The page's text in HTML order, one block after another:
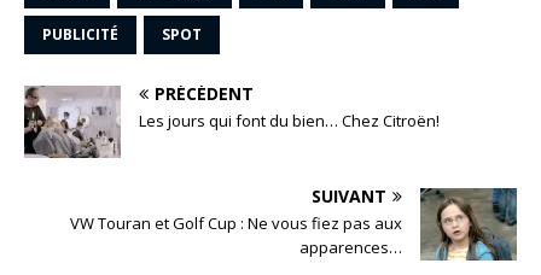
PUBLICITÉ SPOT
PRÉCÉDENT
Les jours qui font du bien… Chez Citroën!
SUIVANT
VW Touran et Golf Cup : Ne vous fiez pas aux
apparences…